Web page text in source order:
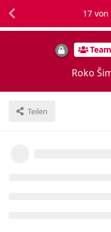
Team
Roko
Teilen
17von